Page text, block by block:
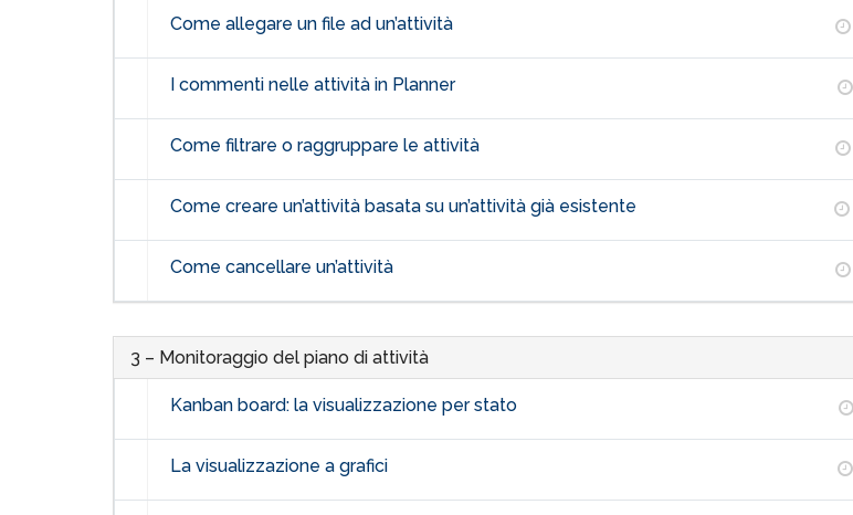
Come allegare un file ad un’attività
I commenti nelle attività in Planner
Come filtrare o raggruppare le attività
Come creare un’attività basata su un’attività già esistente
Come cancellare un’attività
3 – Monitoraggio del piano di attività
Kanban board: la visualizzazione per stato
La visualizzazione a grafici